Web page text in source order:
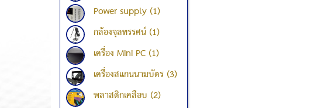
Power supply (1)
กล้องจุลทรรศน์ (1)
เครื่อง Mini PC (1)
เครื่องสแกนนามบัตร (3)
พลาสติกเคลือบ (2)